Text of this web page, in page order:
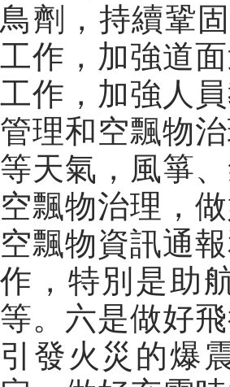
鳥劑，持續鞏
工作，加強道
工作，加強人
管理和空飄物
等天氣，風箏
空飄物治理，
空飄物資訊通
作，特別是助
等。六是做好
引發火災的爆